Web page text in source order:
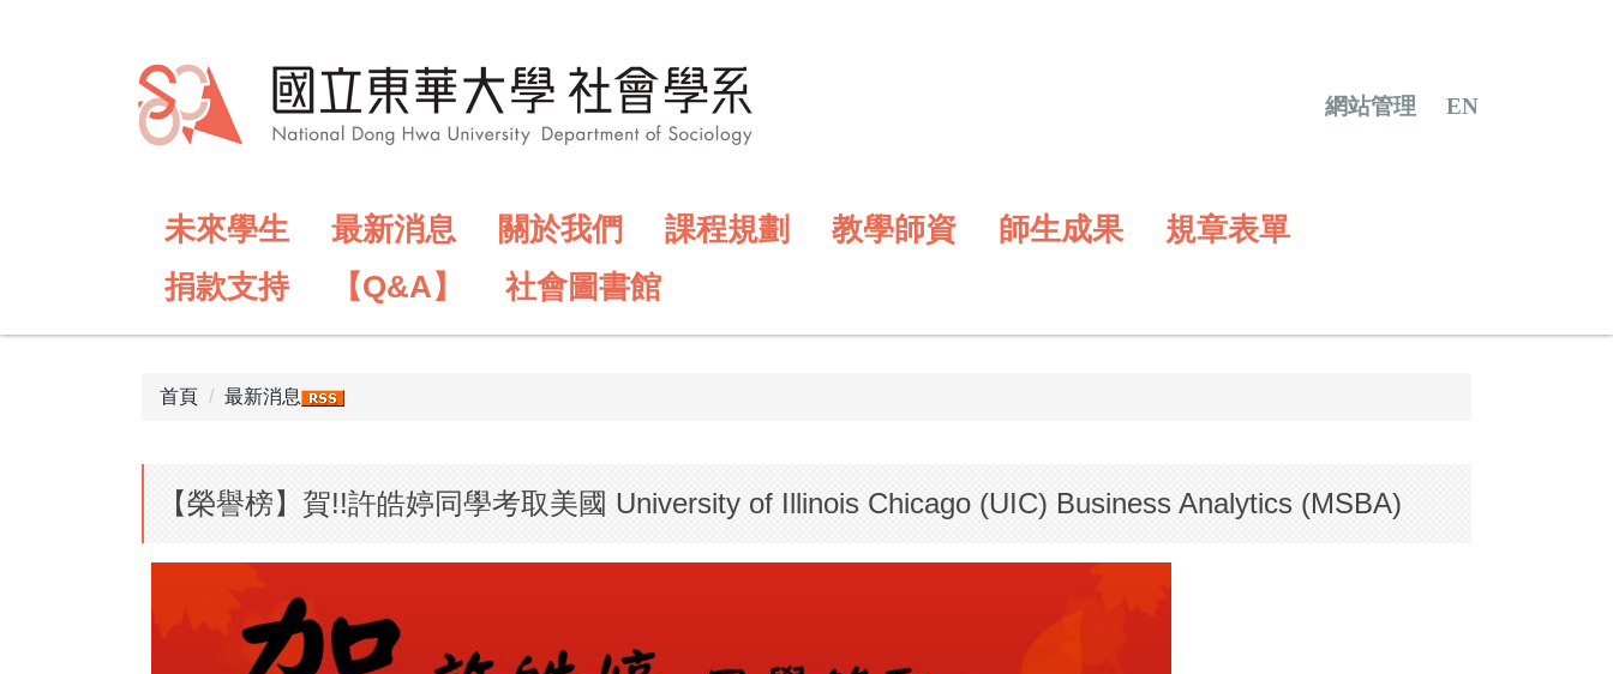
網站管理 EN
未來學生 最新消息 關於我們 課程規劃 教學師資 師生成果
規章表單
捐款支持
【Q&A】 社會圖書館
首頁 最新消息
【榮譽榜】賀!!許皓婷同學考取美國 University of Illinois Chicago (UIC) Business Analytics (MSBA)